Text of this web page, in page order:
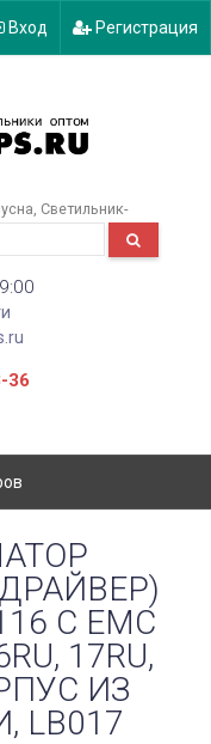
Вход Регистрация
Светильник-
36
С EMC
17RU,
ИЗ
LB017